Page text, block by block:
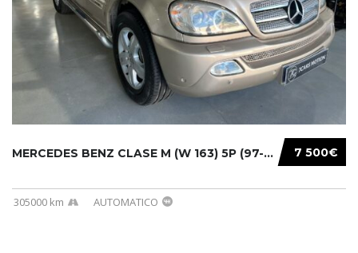
7 500€
MERCEDES BENZ CLASE M (W 163) 5P (97-05) 200...
305000 km AUTOMATICO